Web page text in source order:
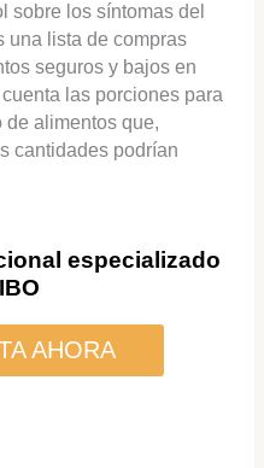
sobre los síntomas del
una lista de compras
seguros y bajos en
las porciones para
de alimentos que,
cantidades podrían
especializado
AHORA